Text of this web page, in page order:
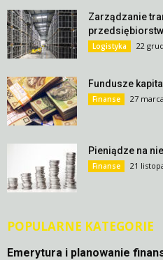
Zarządzanie
Logistyka 22
Fundusze
Finanse 27
Pieniądze na
Finanse 21
POPULARNE KATEGORIE
Emerytura i planowanie